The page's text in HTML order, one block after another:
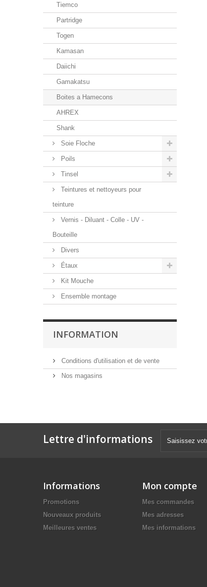
Tiemco
Partridge
Togen
Kamasan
Daiichi
Gamakatsu
Boites a Hamecons
AHREX
Shank
Soie Floche
Poils
Tinsel
Teintures et nettoyeurs pour
teinture
Vernis - Diluant - Colle - UV -
Bouteille
Divers
Étaux
Kit Mouche
Ensemble montage
INFORMATION
Conditions d'utilisation et de vente
Nos magasins
Lettre d'informations
Informations
Promotions
Nouveaux produits
Meilleures ventes
Mon compte
Mes commandes
Mes adresses
Mes informations